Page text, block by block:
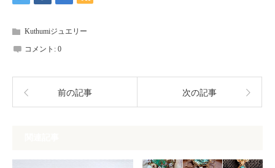
Kuthumiジュエリー
コメント: 0
前の記事 次の記事